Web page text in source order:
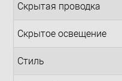
Скрытая проводка
Скрытое освещение
Стиль